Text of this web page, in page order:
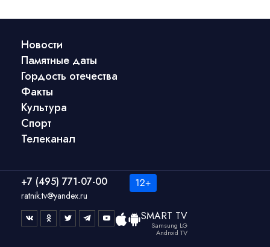
Новости
Памятные даты
Гордость отечества
Факты
Культура
Спорт
Телеканал
+7 (495) 771-07-00
ratnik.tv@yandex.ru
SMART TV
Samsung LG
Android TV